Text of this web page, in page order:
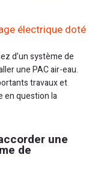
électrique doté
d’un système de
une PAC air-eau.
travaux et
en question la
une
de